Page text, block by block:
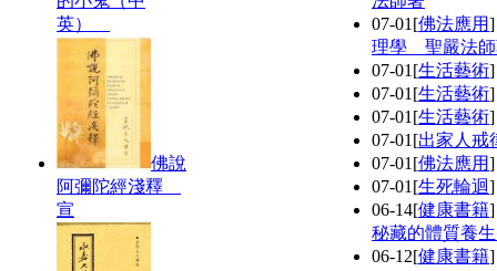
英）
佛說
阿彌陀經淺釋
宣
07-01 [佛法應用
理學 聖嚴法
07-01 [生活藝術
07-01 [生活藝術
07-01 [生活藝術
07-01 [出家人戒
07-01 [佛法應用
07-01 [生死輪迴
06-14[健康書籍
秘藏的體質養
06-12[健康書籍